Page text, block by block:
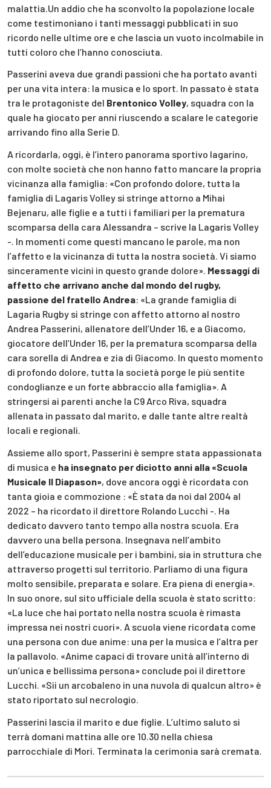
malattia.Un addio che ha sconvolto la popolazione locale
come testimoniano i tanti messaggi pubblicati in suo
ricordo nelle ultime ore e che lascia un vuoto incolmabile in
tutti coloro che l’hanno conosciuta.
Passerini aveva due grandi passioni che ha portato avanti
per una vita intera: la musica e lo sport. In passato è stata
tra le protagoniste del Brentonico Volley, squadra con la
quale ha giocato per anni riuscendo a scalare le categorie
arrivando fino alla Serie D.
A ricordarla, oggi, è l’intero panorama sportivo lagarino,
con molte società che non hanno fatto mancare la propria
vicinanza alla famiglia: «Con profondo dolore, tutta la
famiglia di Lagaris Volley si stringe attorno a Mihai
Bejenaru, alle figlie e a tutti i familiari per la prematura
scomparsa della cara Alessandra – scrive la Lagaris Volley
-. In momenti come questi mancano le parole, ma non
l’affetto e la vicinanza di tutta la nostra società. Vi siamo
sinceramente vicini in questo grande dolore». Messaggi di
affetto che arrivano anche dal mondo del rugby,
passione del fratello Andrea: «La grande famiglia di
Lagaria Rugby si stringe con affetto attorno al nostro
Andrea Passerini, allenatore dell’Under 16, e a Giacomo,
giocatore dell’Under 16, per la prematura scomparsa della
cara sorella di Andrea e zia di Giacomo. In questo momento
di profondo dolore, tutta la società porge le più sentite
condoglianze e un forte abbraccio alla famiglia». A
stringersi ai parenti anche la C9 Arco Riva, squadra
allenata in passato dal marito, e dalle tante altre realtà
locali e regionali.
Assieme allo sport, Passerini è sempre stata appassionata
di musica e ha insegnato per diciotto anni alla «Scuola
Musicale Il Diapason», dove ancora oggi è ricordata con
tanta gioia e commozione : «È stata da noi dal 2004 al
2022 – ha ricordato il direttore Rolando Lucchi -. Ha
dedicato davvero tanto tempo alla nostra scuola. Era
davvero una bella persona. Insegnava nell’ambito
dell’educazione musicale per i bambini, sia in struttura che
attraverso progetti sul territorio. Parliamo di una figura
molto sensibile, preparata e solare. Era piena di energia».
In suo onore, sul sito ufficiale della scuola è stato scritto:
«La luce che hai portato nella nostra scuola è rimasta
impressa nei nostri cuori». A scuola viene ricordata come
una persona con due anime: una per la musica e l’altra per
la pallavolo. «Anime capaci di trovare unità all’interno di
un’unica e bellissima persona» conclude poi il direttore
Lucchi. «Sii un arcobaleno in una nuvola di qualcun altro» è
stato riportato sul necrologio.
Passerini lascia il marito e due figlie. L’ultimo saluto si
terrà domani mattina alle ore 10.30 nella chiesa
parrocchiale di Mori. Terminata la cerimonia sarà cremata.